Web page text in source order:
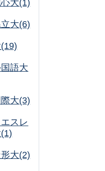
大(1)
大(6)
語大
大(3)
スレ
大(2)